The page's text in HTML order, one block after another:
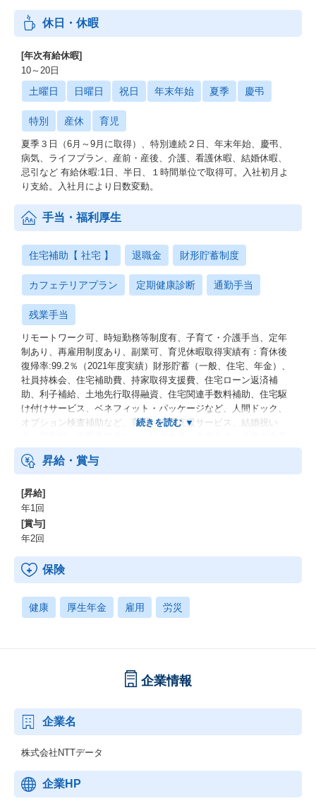
休日・休暇
[年次有給休暇]
10～20日
土曜日 日曜日 祝日 年末年始 夏季 慶弔
特別 産休 育児
夏季３日（6月～9月に取得）、特別連続２日、年末年始、慶弔、
病気、ライフプラン、産前・産後、介護、看護休暇、結婚休暇、
忌引など 有給休暇:1日、半日、１時間単位で取得可。入社初月よ
り支給。入社月により日数変動。
手当・福利厚生
住宅補助【 社宅 】 退職金 財形貯蓄制度
カフェテリアプラン 定期健康診断 通勤手当
残業手当
リモートワーク可、時短勤務等制度有、子育て・介護手当、定年
制あり、再雇用制度あり、副業可、育児休暇取得実績有：育休後
復帰率:99.2％（2021年度実績）財形貯蓄（一般、住宅、年金）、
社員持株会、住宅補助費、持家取得支援費、住宅ローン返済補
助、利子補給、土地先行取得融資、住宅関連手数料補助、住宅駆
け付けサービス、ベネフィット・パッケージなど、人間ドック、
オプション検査補助など、育児・介護支援サービス、結婚祝い
金、確定拠出年金）、電気通信共済会(個人年金、遺児育英基金)
昇給・賞与
[昇給]
年1回
[賞与]
年2回
保険
健康 厚生年金 雇用 労災
企業情報
企業名
株式会社NTTデータ
企業HP